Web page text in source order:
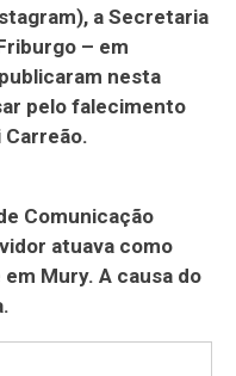
a Secretaria
– em
nesta
pelo falecimento
Comunicação
atuava como
Mury. A causa do